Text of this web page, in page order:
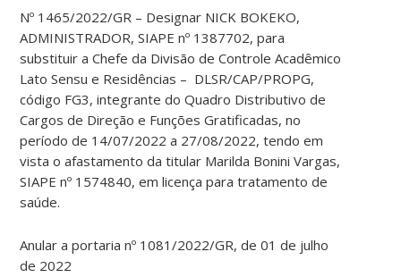
Nº 1465/2022/GR – Designar NICK BOKEKO,
ADMINISTRADOR, SIAPE nº 1387702, para
substituir a Chefe da Divisão de Controle Acadêmico
Lato Sensu e Residências – DLSR/CAP/PROPG,
código FG3, integrante do Quadro Distributivo de
Cargos de Direção e Funções Gratificadas, no
período de 14/07/2022 a 27/08/2022, tendo em
vista o afastamento da titular Marilda Bonini Vargas,
SIAPE nº 1574840, em licença para tratamento de
saúde.
Anular a portaria nº 1081/2022/GR, de 01 de julho
de 2022